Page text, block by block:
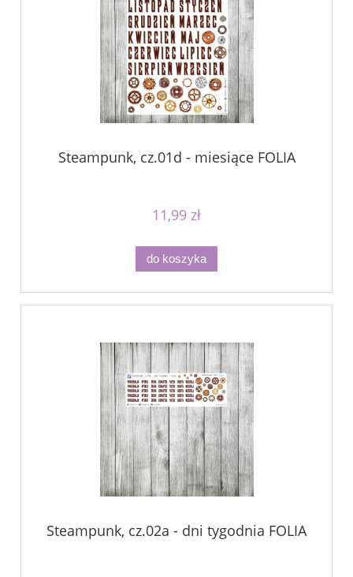
Steampunk, cz.01d - miesiące FOLIA
11,99 zł
do koszyka
Steampunk, cz.02a - dni tygodnia FOLIA